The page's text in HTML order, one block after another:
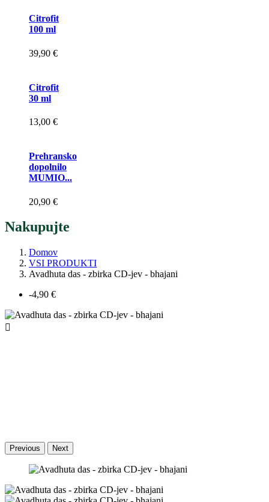
Citrofit
100 ml
39,90 €
Citrofit
30 ml
13,00 €
Prehransko
dopolnilo
MUMIO...
20,90 €
Nakupujte
Domov
VSI PRODUKTI
Avadhuta das - zbirka CD-jev - bhajani
-4,90 €

Previous Next